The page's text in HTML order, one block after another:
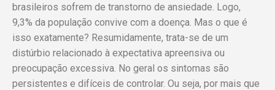
brasileiros sofrem de transtorno de ansiedade. Logo,
9,3% da população convive com a doença. Mas o que é
isso exatamente? Resumidamente, trata-se de um
distúrbio relacionado à expectativa apreensiva ou
preocupação excessiva. No geral os sintomas são
persistentes e difíceis de controlar. Ou seja, por mais que